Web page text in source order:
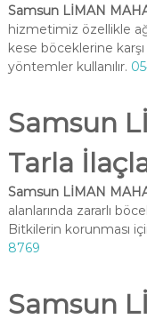
Samsun LİMAN
hizmetimiz özellikle
kese böceklerine
yöntemler kullanılır.
Samsun
Tarla
Samsun LİMAN
alanlarında zararlı
Bitkilerin korunması
8769
Samsun